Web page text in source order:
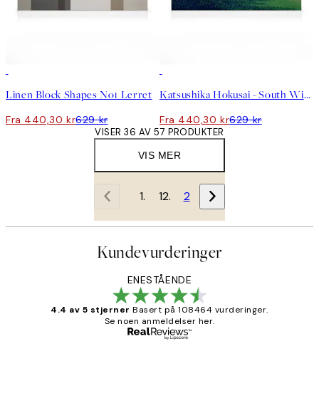
Linen Block Shapes No1 Lerret
Fra 440,30 kr629 kr
Katsushika Hokusai - South Wind, Clear Sky Lerretsbilde
Fra 440,30 kr629 kr
VIS MER
VISER 36 AV 57 PRODUKTER
1 2
Kundevurderinger
ENESTÅENDE
4.4 av 5 stjerner Basert på 108464 vurderinger.
Se noen anmeldelser her.